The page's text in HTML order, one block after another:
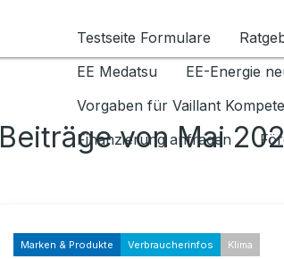
Testseite Formulare
EE Medatsu
EE-Energie
Vorgaben für Vaillant
Finanzierung anfragen
Beiträge von Mai
Marken & Produkte Verbraucherinfos Klima